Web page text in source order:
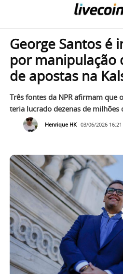
George Santos é
por manipulação
de apostas na
Três fontes da NPR afirmam que
teria lucrado dezenas de milhões
Henrique HK 03/06/2026 16:21